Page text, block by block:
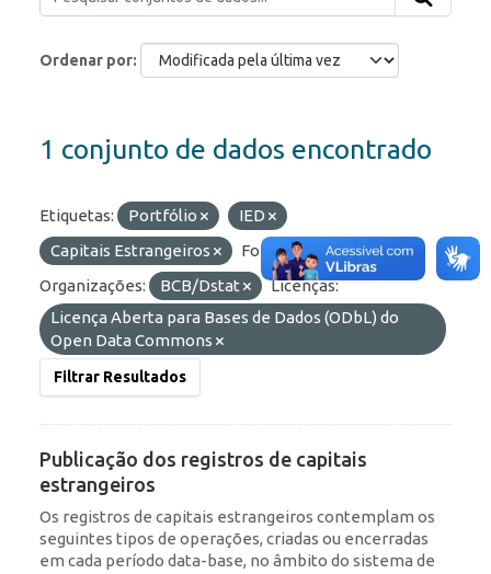
Ordenar por
1 conjunto de dados encontrado
Etiquetas: Portfólio
IED
Capitais Estrangeiros
Formatos:
OData
Organizações:
BCB/Dstat
Licenças:
Licença Aberta para Bases de Dados (ODbL) do
Open Data Commons
Filtrar Resultados
Publicação dos registros de capitais
estrangeiros
Os registros de capitais estrangeiros contemplam os
seguintes tipos de operações, criadas ou encerradas
em cada período data-base, no âmbito do sistema de